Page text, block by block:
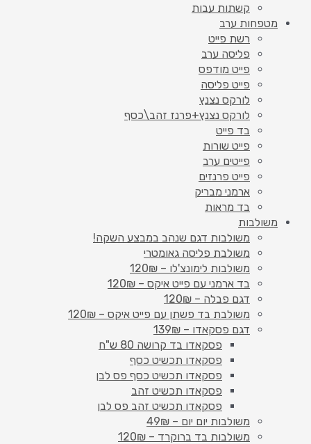
קשתות עבות
מטפחות ערב
רשת פייט
פליסה ערב
פייט מודפס
פייט פליסה
לורקס נצנץ
לורקס נצנץ+פרנז זהב\כסף
בד פייט
פייט שורות
פייטים ערב
פייט פרנזים
ארמני מבריק
בד מראות
משולבות
משולבות דגם שנהב במבצע השקה!
משולבת פליסה גאומטרי
משולבות לימונצ'לו – 120₪
בד ארמני עם פייט איקס – 120₪
דגם פבלה – 120₪
משולבת בד פשתן עם פייט איקס – 120₪
דגם פסקאדו – 139₪
פסקאדו בד קרושה 80 ש"ח
פסקאדו תכשיט כסף
פסקאדו תכשיט כסף פס לבן
פסקאדו תכשיט זהב
פסקאדו תכשיט זהב פס לבן
משולבות יום יום – 49₪
משולבות בד ברוקרד – 120₪